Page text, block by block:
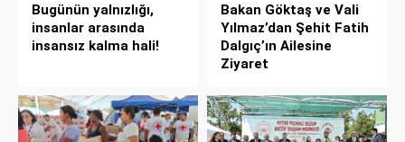
Bugünün yalnızlığı,
insanlar arasında
insansız kalma hali!
Bakan Göktaş ve Vali
Yılmaz’dan Şehit Fatih
Dalgıç’ın Ailesine
Ziyaret